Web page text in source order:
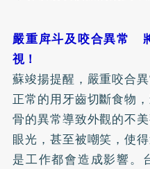
嚴重戽斗及咬合異常
視！
蘇竣揚提醒，嚴重咬合
正常的用牙齒切斷食物
骨的異常導致外觀的不
眼光，甚至被嘲笑，使
是工作都會造成影響。